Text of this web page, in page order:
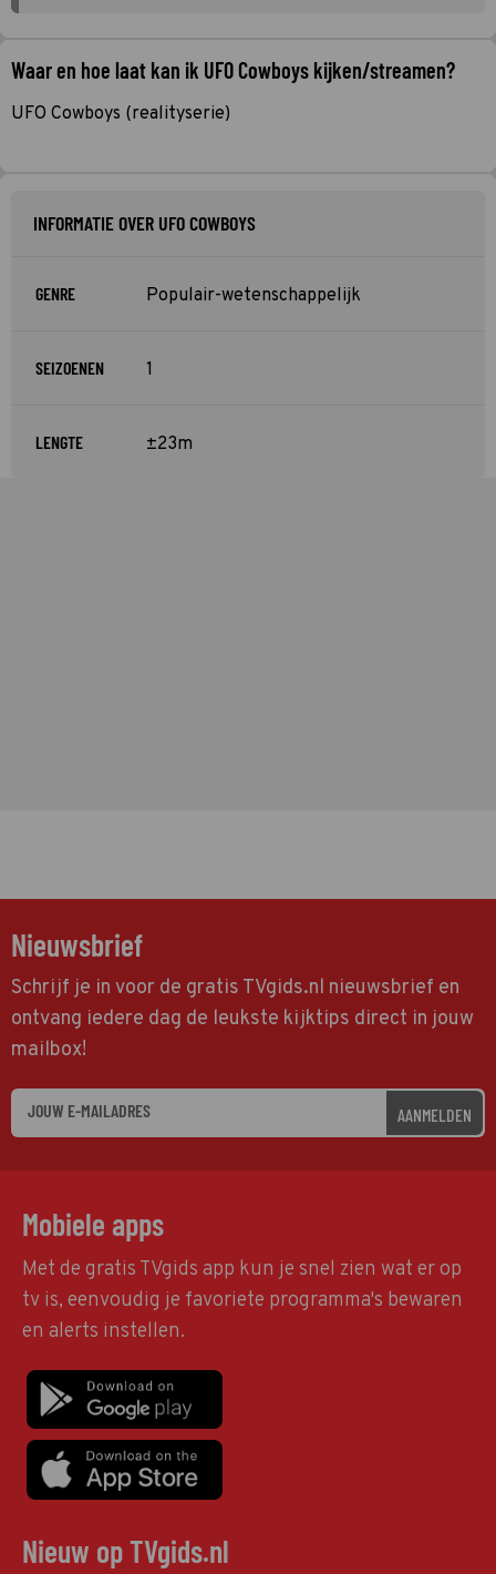
Waar en hoe laat kan ik UFO Cowboys kijken/streamen?
UFO Cowboys (realityserie)
INFORMATIE OVER UFO COWBOYS
GENRE Populair-wetenschappelijk
SEIZOENEN 1
LENGTE ±23m
Nieuwsbrief
Schrijf je in voor de gratis TVgids.nl nieuwsbrief en
ontvang iedere dag de leukste kijktips direct in jouw
mailbox!
AANMELDEN
Mobiele apps
Met de gratis TVgids app kun je snel zien wat er op
tv is, eenvoudig je favoriete programma's bewaren
en alerts instellen.
Nieuw op TVgids.nl